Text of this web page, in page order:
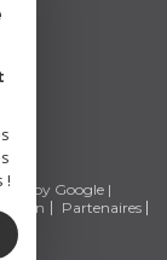
by Google |
Partenaires
!